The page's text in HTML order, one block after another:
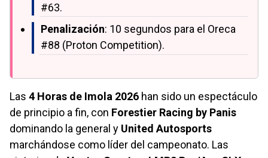
#63.
Penalización: 10 segundos para el Oreca
#88 (Proton Competition).
Las 4 Horas de Imola 2026 han sido un espectáculo
de principio a fin, con Forestier Racing by Panis
dominando la general y United Autosports
marchándose como líder del campeonato. Las